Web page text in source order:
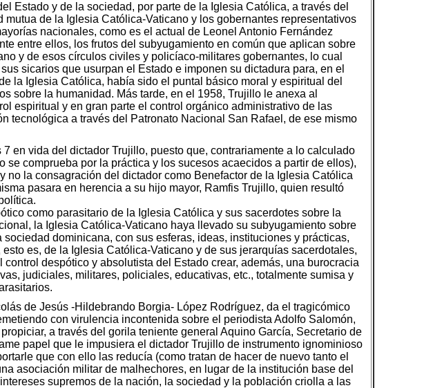
Estado y de la sociedad, por parte de la Iglesia Católica, a través del
de la Iglesia Católica-Vaticano y los gobernantes representativos
nacionales, como es el actual de Leonel Antonio Fernández
entre ellos, los frutos del subyugamiento en común que aplican sobre
y de esos círculos civiles y policíaco-militares gobernantes, lo cual
sicarios que usurpan el Estado e imponen su dictadura para, en el
la Iglesia Católica, había sido el puntal básico moral y espiritual del
sobre la humanidad. Más tarde, en el 1958, Trujillo le anexa al
espiritual y en gran parte el control orgánico administrativo de las
tecnológica a través del Patronato Nacional San Rafael, de ese mismo
en vida del dictador Trujillo, puesto que, contrariamente a lo calculado
comprueba por la práctica y los sucesos acaecidos a partir de ellos),
no la consagración del dictador como Benefactor de la Iglesia Católica
pasara en herencia a su hijo mayor, Ramfis Trujillo, quien resultó
como parasitario de la Iglesia Católica y sus sacerdotes sobre la
la Iglesia Católica-Vaticano haya llevado su subyugamiento sobre
dominicana, con sus esferas, ideas, instituciones y prácticas,
es, de la Iglesia Católica-Vaticano y de sus jerarquías sacerdotales,
despótico y absolutista del Estado crear, además, una burocracia
judiciales, militares, policiales, educativas, etc., totalmente sumisa y
de Jesús -Hildebrando Borgia- López Rodríguez, da el tragicómico
con virulencia incontenida sobre el periodista Adolfo Salomón,
a través del gorila teniente general Aquino García, Secretario de
papel que le impusiera el dictador Trujillo de instrumento ignominioso
que con ello las reducía (como tratan de hacer de nuevo tanto el
asociación militar de malhechores, en lugar de la institución base del
supremos de la nación, la sociedad y la población criolla a las